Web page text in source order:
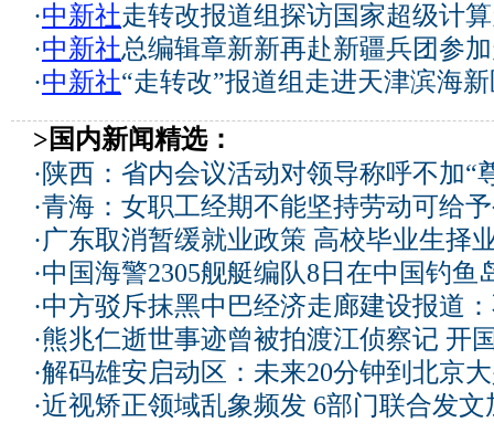
·中新社走转改报道组探访国家超级计
·中新社总编辑章新新再赴新疆兵团参
·中新社“走转改”报道组走进天津滨海
>国内新闻精选：
· 陕西：省内会议活动对领导称呼不加“
·青海：女职工经期不能坚持劳动可给
·广东取消暂缓就业政策 高校毕业生择
·中国海警2305舰艇编队8日在中国钓鱼
·中方驳斥抹黑中巴经济走廊建设报道
·熊兆仁逝世事迹曾被拍渡江侦察记 开
·解码雄安启动区：未来20分钟到北京
·近视矫正领域乱象频发 6部门联合发文